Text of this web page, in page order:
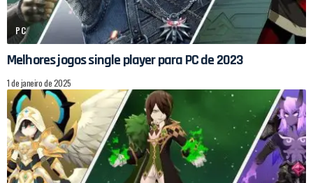
PC
Melhores jogos single player para PC de 2023
1 de janeiro de 2025